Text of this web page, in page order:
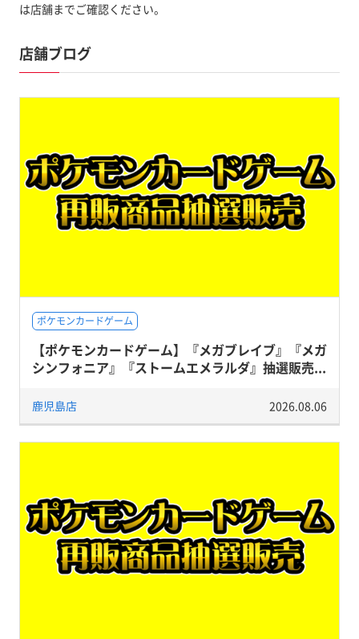
は店舗までご確認ください。
店舗ブログ
ポケモンカードゲーム
【ポケモンカードゲーム】『メガブレイブ』『メガ
シンフォニア』『ストームエメラルダ』抽選販売...
鹿児島店 2026.08.06